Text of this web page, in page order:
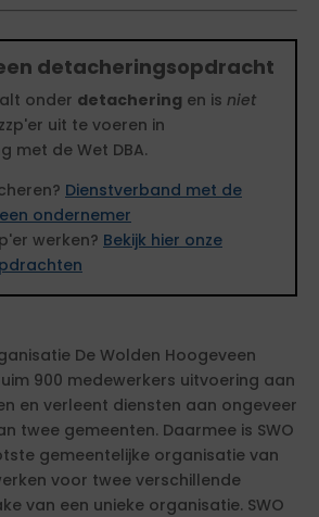
detacheringsopdracht
onder detachering en is niet
uit te voeren in
met de Wet DBA.
Dienstverband met de
ondernemer
werken? Bekijk hier onze
De Wolden Hoogeveen
900 medewerkers uitvoering aan
en verleent diensten aan ongeveer
twee gemeenten. Daarmee is SWO
gemeentelijke organisatie van
voor twee verschillende
van een unieke organisatie. SWO